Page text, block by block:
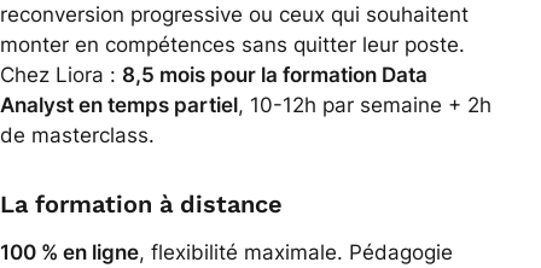
reconversion progressive ou ceux qui souhaitent
monter en compétences sans quitter leur poste.
Chez Liora : 8,5 mois pour la formation Data
Analyst en temps partiel, 10-12h par semaine + 2h
de masterclass.
La formation à distance
100 % en ligne, flexibilité maximale. Pédagogie